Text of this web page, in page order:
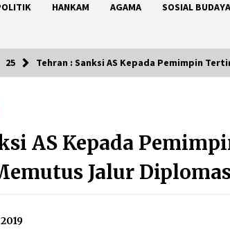
HANKAM AGAMA SOSIAL BUDAYA
Kamp Militer
2026
di
Mamdani, Kini
2026
25 Tehran : Sanksi AS Kepada Pemimpin
AS Kepada
Jalur